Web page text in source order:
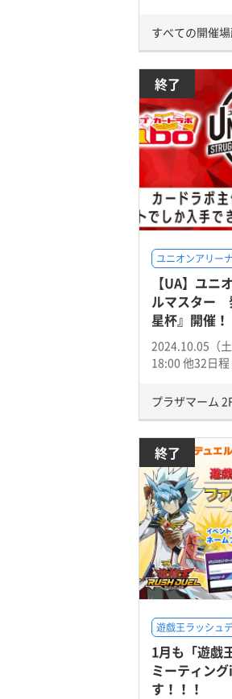
すべての開催
終了
ユニオンアリーナ
【UA】ユ
ルマスター
星杯』開催！
2024.10.05（
18:00 他32日程
終了
遊戯王ラッシュ
1月も「遊戯
ミーティン
す！！！